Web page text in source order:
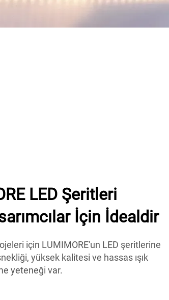
LED Şeritleri
İçin İdealdir
için LUMIMORE'un LED şeritlerine
yüksek kalitesi ve hassas ışık
yeteneği var.